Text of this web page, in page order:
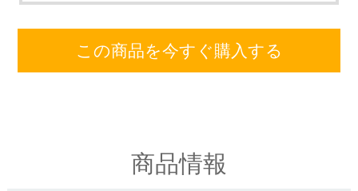
この商品を今すぐ購入する
商品情報